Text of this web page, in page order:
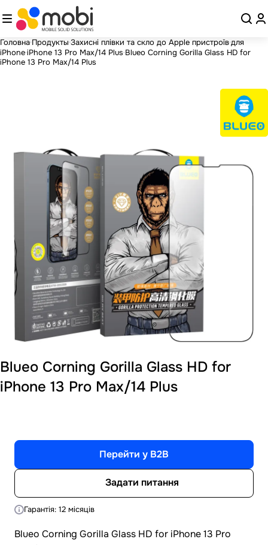
Головна Продукты Захисні плівки та скло до Apple пристроївдля
iPhoneiPhone 13 Pro Max/14 Plus Blueo Corning Gorilla Glass HD for
iPhone 13 Pro Max/14 Plus
Blueo Corning Gorilla Glass HD for
iPhone 13 Pro Max/14 Plus
Перейти у B2B
Задати питання
Гарантія: 12 місяців
Blueo Corning Gorilla Glass HD for iPhone 13 Pro